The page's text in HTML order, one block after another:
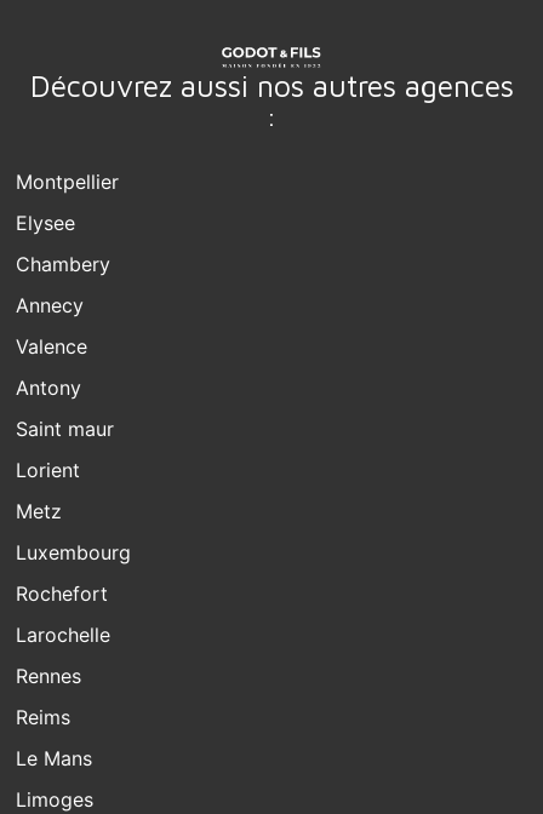
Découvrez aussi nos autres agences
:
Montpellier
Elysee
Chambery
Annecy
Valence
Antony
Saint maur
Lorient
Metz
Luxembourg
Rochefort
Larochelle
Rennes
Reims
Le Mans
Limoges